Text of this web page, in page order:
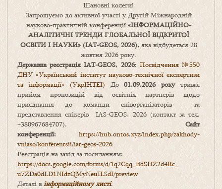
Шановні колеги!
Запрошуємо до активної участі у Другій Міжнародній
науково-практичній конференції «ІНФОРМАЦІЙНО-
АНАЛІТИЧНІ ТРЕНДИ ГЛОБАЛЬНОЇ ВІДКРИТОЇ
ОСВІТИ І НАУКИ» (IAT-GEOS, 2026),яка відбудеться 28
жовтня 2026 року.
Державна реєстрація IAT-GEOS, 2026: Посвідчення №550
ДНУ «Український інститут науково-технічної експертизи
та інформації» (УкрІНТЕІ) До01.09.2026 рокутриває
прийом пропозицій від освітніх партнерів щодо
приєднання до команди співорганізаторів та
представлення спікерів IAS-GEOS, 2026 (контакт за тел.
+380967684707). Сайт
конференції: https://hub.ontos.xyz/index.php/zakhody-
vniaso/konferentsii/iat-geos-2026
Реєстрація на захід за посиланням:
https://docs.google.com/forms/d/1q2Cqq_IidSHZ2d4Rc_
u7ZDa0dLD1NIdzQMyNeuILSdI/preview
Деталі в інформаційному листі.